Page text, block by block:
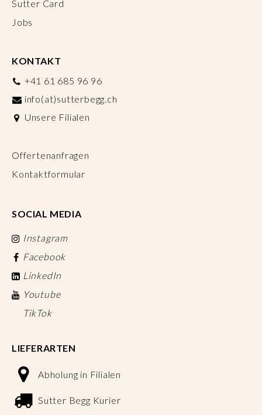
Sutter Card
Jobs
KONTAKT
+41 61 685 96 96
info(at)sutterbegg.ch
Unsere Filialen
Offertenanfragen
Kontaktformular
SOCIAL MEDIA
Instagram
Facebook
LinkedIn
Youtube
TikTok
LIEFERARTEN
Abholung in Filialen
Sutter Begg Kurier